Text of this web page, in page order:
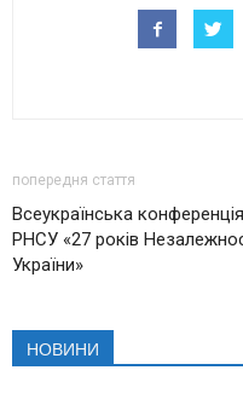
попередня стаття
Всеукраїнська конференція
РНСУ «27 років
України»
НОВИНИ